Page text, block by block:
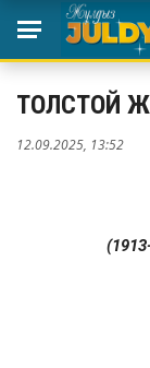
ТОЛСТОЙ
12.09.2025, 13:52